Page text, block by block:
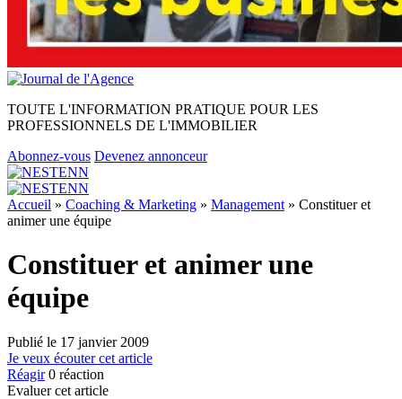
TOUTE L'INFORMATION PRATIQUE POUR LES
PROFESSIONNELS DE L'IMMOBILIER
Abonnez-vous Devenez annonceur
Accueil » Coaching & Marketing » Management » Constituer et
animer une équipe
Constituer et animer une
équipe
Publié le 17 janvier 2009
Je veux écouter cet article
Réagir 0 réaction
Evaluer cet article